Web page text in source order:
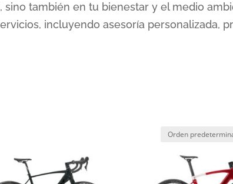
también en tu bienestar y el medio
incluyendo asesoría personalizada,